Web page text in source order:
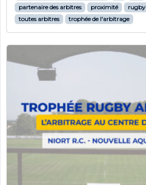
partenaire des arbitres
proximité rugby
toutes arbitres
trophée de l'arbitrage